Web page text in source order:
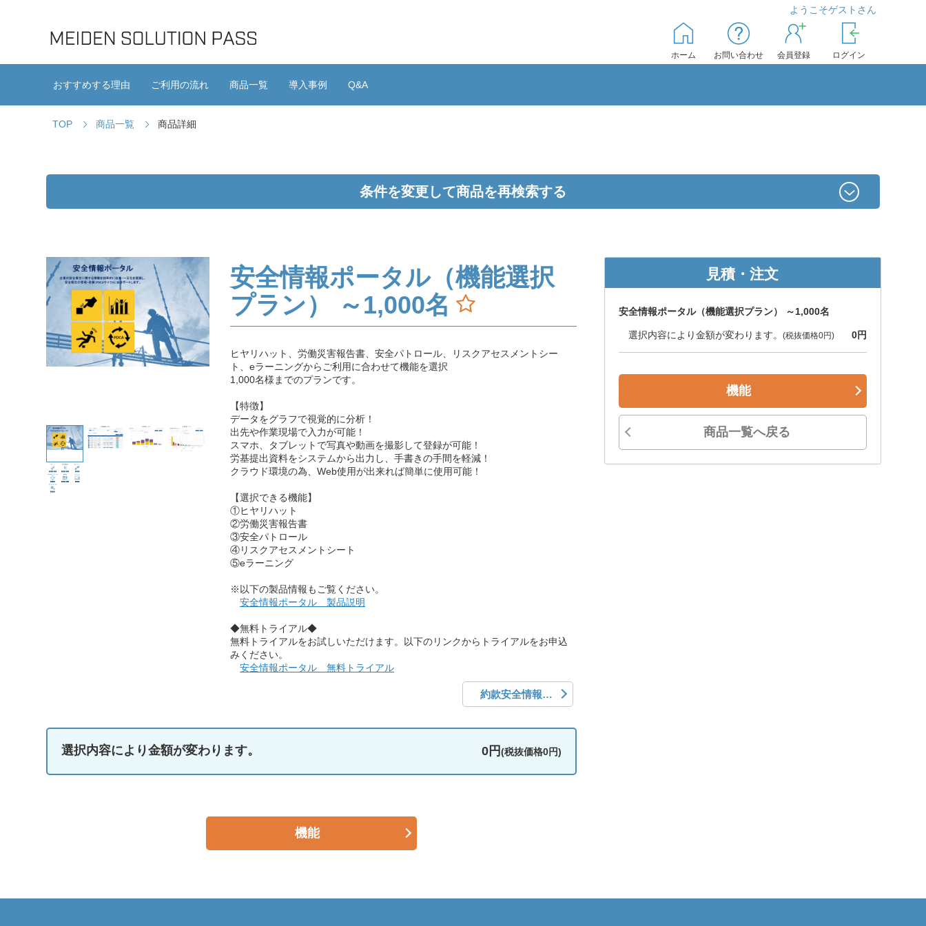
ようこそゲストさん
ホーム お問い合わせ 会員登録 ログイン
おすすめする理由 ご利用の流れ 商品一覧 導入事例 Q&A
TOP 商品一覧 商品詳細
条件を変更して商品を再検索する
安全情報ポータル（機能選択
プラン） ～1,000名
ヒヤリハット、労働災害報告書、安全パトロール、リスクアセスメントシー
ト、eラーニングからご利用に合わせて機能を選択
1,000名様までのプランです。
【特徴】
データをグラフで視覚的に分析！
出先や作業現場で入力が可能！
スマホ、タブレットで写真や動画を撮影して登録が可能！
労基提出資料をシステムから出力し、手書きの手間を軽減！
クラウド環境の為、Web使用が出来れば簡単に使用可能！
【選択できる機能】
①ヒヤリハット
②労働災害報告書
③安全パトロール
④リスクアセスメントシート
⑤eラーニング
※以下の製品情報もご覧ください。
安全情報ポータル 製品説明
◆無料トライアル◆
無料トライアルをお試しいただけます。以下のリンクからトライアルをお申込
みください。
安全情報ポータル 無料トライアル
約款安全情報ポータル
選択内容により金額が変わります。 0円(税抜価格0円)
機能
見積・注文
安全情報ポータル（機能選択プラン） ～1,000名
選択内容により金額が変わります。 (税抜価格0円) 0円
機能
商品一覧へ戻る